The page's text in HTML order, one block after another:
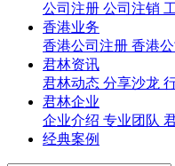
公司注册 公司注销
香港业务
香港公司注册 香港
君林资讯
君林动态 分享沙龙
君林企业
企业介绍 专业团队
经典案例